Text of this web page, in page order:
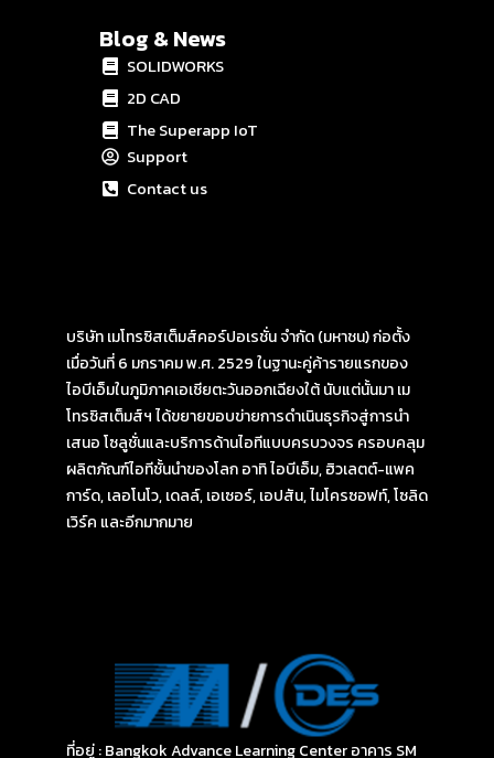
Blog & News
SOLIDWORKS
2D CAD
The Superapp IoT
Support
Contact us
บริษัท เมโทรซิสเต็มส์คอร์ปอเรชั่น จำกัด (มหาชน) ก่อตั้ง
เมื่อวันที่ 6 มกราคม พ.ศ. 2529 ในฐานะคู่ค้ารายแรกของ
ไอบีเอ็มในภูมิภาคเอเชียตะวันออกเฉียงใต้ นับแต่นั้นมา เม
โทรซิสเต็มส์ฯ ได้ขยายขอบข่ายการดำเนินธุรกิจสู่การนำ
เสนอ โซลูชั่นและบริการด้านไอทีแบบครบวงจร ครอบคลุม
ผลิตภัณฑ์ไอทีชั้นนำของโลก อาทิ ไอบีเอ็ม, ฮิวเลตต์-แพค
การ์ด, เลอโนโว, เดลล์, เอเซอร์, เอปสัน, ไมโครซอฟท์, โซลิด
เวิร์ค และอีกมากมาย
ที่อยู่ : Bangkok Advance Learning Center อาคาร SM